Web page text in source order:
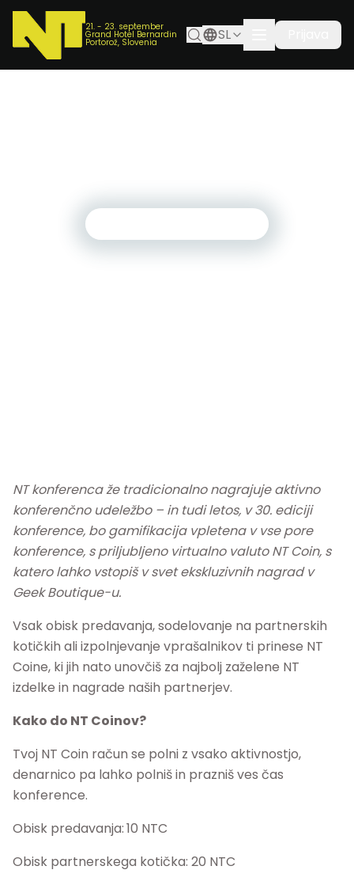
21. - 23. september
Grand Hotel Bernardin
Portorož, Slovenia SL
NT konferenca že tradicionalno nagrajuje aktivno
konferenčno udeležbo – in tudi letos, v 30. ediciji
konference, bo gamifikacija vpletena v vse pore
konference, s priljubljeno virtualno valuto NT Coin, s
katero lahko vstopiš v svet ekskluzivnih nagrad v
Geek Boutique-u.
Vsak obisk predavanja, sodelovanje na partnerskih
kotičkih ali izpolnjevanje vprašalnikov ti prinese NT
Coine, ki jih nato unovčiš za najbolj zaželene NT
izdelke in nagrade naših partnerjev.
Kako do NT Coinov?
Tvoj NT Coin račun se polni z vsako aktivnostjo,
denarnico pa lahko polniš in prazniš ves čas
konference.
Obisk predavanja:10 NTC
Obisk partnerskega kotička: 20 NTC